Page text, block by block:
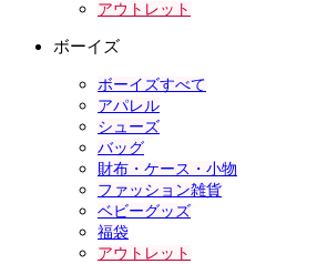
アウトレット
ボーイズ
ボーイズすべて
アパレル
シューズ
バッグ
財布・ケース・小物
ファッション雑貨
ベビーグッズ
福袋
アウトレット